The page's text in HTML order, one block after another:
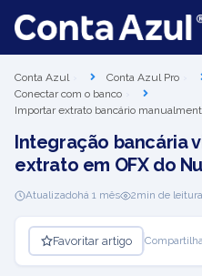
Conta Azul Conta Azul Pro
Conectar com o banco
Importar extrato bancário
Integração bancária
extrato em OFX do
Atualizadohá 1 mês 2min de leitura
Favoritar artigo